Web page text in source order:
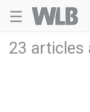
☰
23 articles